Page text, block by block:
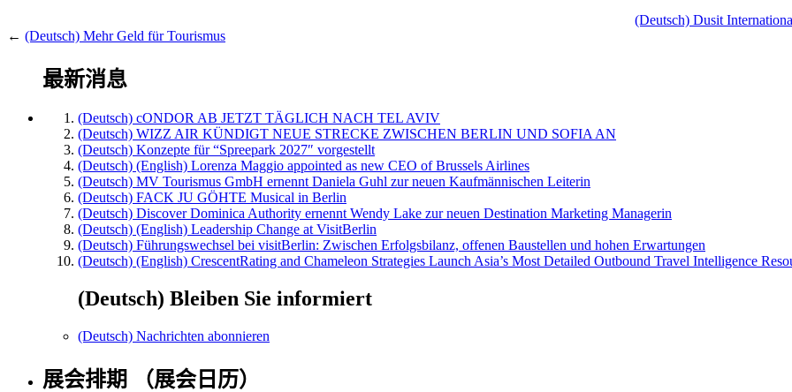
(Deutsch) Dusit
← (Deutsch) Mehr Geld für Tourismus
最新消息
(Deutsch) cONDOR AB JETZT TÄGLICH NACH TEL AVIV
(Deutsch) WIZZ AIR KÜNDIGT NEUE STRECKE ZWISCHEN BERLIN UND SOFIA AN
(Deutsch) Konzepte für “Spreepark 2027″ vorgestellt
(Deutsch) (English) Lorenza Maggio appointed as new CEO of Brussels Airlines
(Deutsch) MV Tourismus GmbH ernennt Daniela Guhl zur neuen Kaufmännischen Leiterin
(Deutsch) FACK JU GÖHTE Musical in Berlin
(Deutsch) Discover Dominica Authority ernennt Wendy Lake zur neuen Destination Marketing Managerin
(Deutsch) (English) Leadership Change at VisitBerlin
(Deutsch) Führungswechsel bei visitBerlin: Zwischen Erfolgsbilanz, offenen Baustellen und hohen Erwartungen
(Deutsch) (English) CrescentRating and Chameleon Strategies Launch Asia’s Most Detailed Outbound Travel Intelligence
(Deutsch) Bleiben Sie informiert
(Deutsch) Nachrichten abonnieren
展会排期 （展会日历）